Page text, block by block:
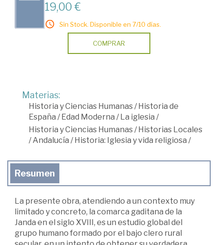
19,00 €
Sin Stock. Disponible en 7/10 días.
COMPRAR
Materias:
Historia y Ciencias Humanas/ Historia de
España / Edad Moderna / La iglesia /
Historia y Ciencias Humanas/ Historias Locales
/Andalucía / Historia: Iglesia y vida religiosa /
Resumen
La presente obra, atendiendo a un contexto muy
limitado y concreto, la comarca gaditana de la
Janda en el siglo XVIII, es un estudio global del
grupo humano formado por el bajo clero rural